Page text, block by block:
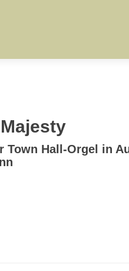
Town Hall-Orgel in